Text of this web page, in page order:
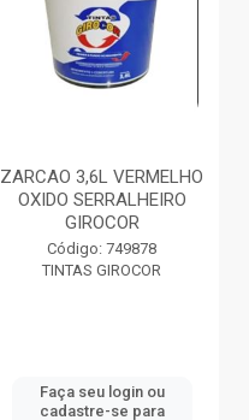
ZARCAO 3,6L VERMELHO
OXIDO SERRALHEIRO
GIROCOR
Código: 749878
TINTAS GIROCOR
Faça seu login ou
cadastre-se para